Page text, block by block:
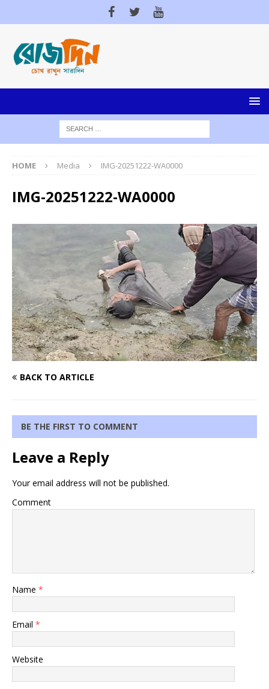
HOME Media IMG-20251222-WA0000
IMG-20251222-WA0000
BACK TO ARTICLE
BE THE FIRST TO COMMENT
Leave a Reply
Your email address will not be published.
Comment
Name *
Email *
Website